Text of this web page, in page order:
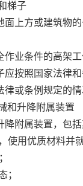
梯子
方或建筑物的
条件的高架工
按照国家法律和
或条例规定的情
升降附属装置
附属装置，包括
用优质材料并
；